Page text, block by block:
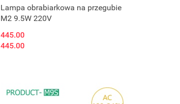
Lampa obrabiarkowa na przegubie
M2 9.5W 220V
445.00
445.00